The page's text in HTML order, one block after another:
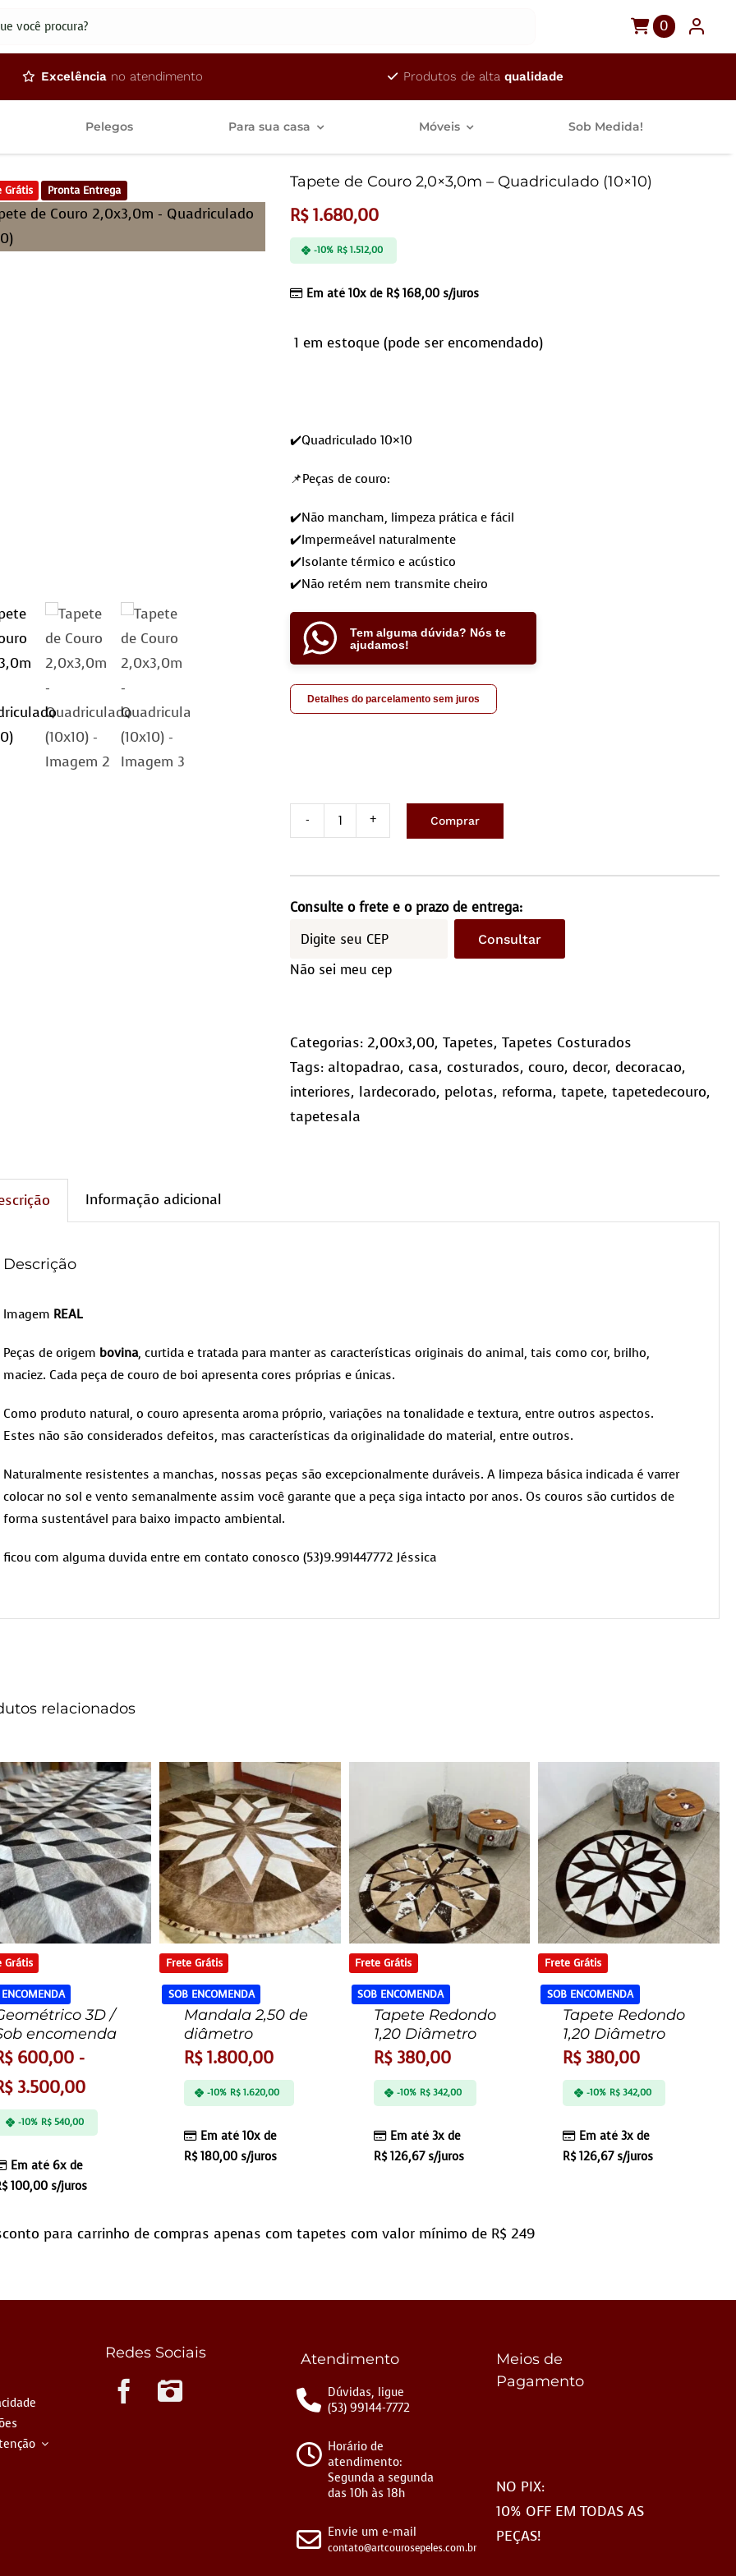
0
Excelência no atendimento Produtos de altaqualidade
Pelegos Para sua casa Móveis Sob Medida!
Grátis Pronta Entrega Tapete de Couro 2,0×3,0m – Quadriculado (10×10)
R$1.680,00
Em até 10x de R$168,00 s/juros
-10% R$1.512,00
1 em estoque (pode ser encomendado)
✔️Quadriculado 10×10
📌Peças de couro:
✔️Não mancham, limpeza prática e fácil
✔️Impermeável naturalmente
✔️Isolante térmico e acústico
✔️Não retém nem transmite cheiro
Tem alguma dúvida? Nós te
ajudamos!
Detalhes do parcelamento sem juros
Couro
2,0x3,0m
(10x10)
Comprar
Consulte o frete e o prazo de entrega:
Consultar
Não sei meu cep
Categorias:2,00x3,00,Tapetes,Tapetes Costurados
Tags: altopadrao,casa,costurados,couro,decor,decoracao,
interiores, lardecorado, pelotas, reforma,tapete,tapetedecouro,
tapetesala
Informação adicional
Descrição
Imagem REAL
Peças de origem bovina, curtida e tratada para manter as características originais do animal, tais como cor, brilho,
maciez. Cada peça de couro de boi apresenta cores próprias e únicas.
Como produto natural, o couro apresenta aroma próprio, variações na tonalidade e textura, entre outros aspectos.
Estes não são considerados defeitos, mas características da originalidade do material, entre outros.
Naturalmente resistentes a manchas, nossas peças são excepcionalmente duráveis. A limpeza básica indicada é varrer
colocar no sol e vento semanalmente assim você garante que a peça siga intacto por anos. Os couros são curtidos de
forma sustentável para baixo impacto ambiental.
ficou com alguma duvida entre em contato conosco (53)9.991447772 Jéssica
relacionados
Grátis
3D /
encomenda
600,00 -
3.500,00
Em até 6x de
100,00 s/juros
-10% R$540,00
Frete Grátis
SOB ENCOMENDA
Mandala 2,50 de
diâmetro
R$1.800,00
Em até 10x de
R$180,00s/juros
-10% R$ 1.620,00
Frete Grátis
SOB ENCOMENDA
Tapete Redondo
1,20 Diâmetro
R$380,00
Em até 3x de
R$126,67s/juros
-10% R$ 342,00
Frete Grátis
SOB ENCOMENDA
Tapete Redondo
1,20 Diâmetro
R$380,00
Em até 3x de
R$126,67s/juros
-10% R$342,00
para carrinho de compras apenas com tapetes com valor mínimo de R$ 249
Redes Sociais Atendimento
Dúvidas, ligue
(53) 99144-7772
Horário de
atendimento:
Segunda a segunda
das 10h às 18h
Envie um e-mail
contato@artcourosepeles.com.br
Meios de
Pagamento
NO PIX:
10% OFF EM TODAS AS
PEÇAS!